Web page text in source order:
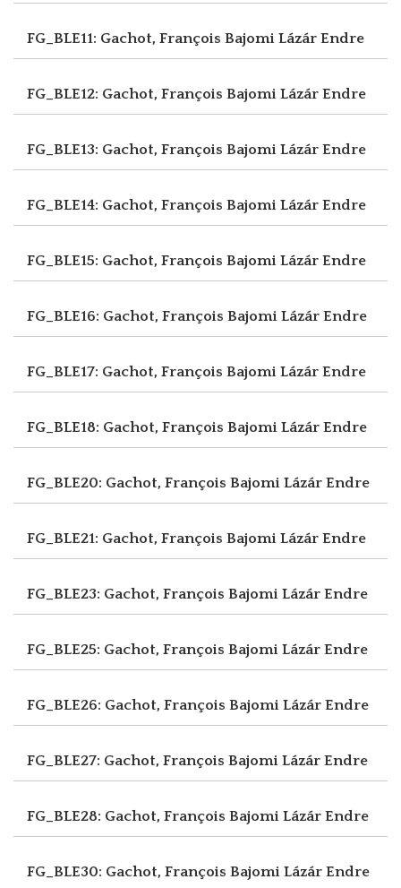
FG_BLE11: Gachot, François Bajomi Lázár Endre
FG_BLE12: Gachot, François Bajomi Lázár Endre
FG_BLE13: Gachot, François Bajomi Lázár Endre
FG_BLE14: Gachot, François Bajomi Lázár Endre
FG_BLE15: Gachot, François Bajomi Lázár Endre
FG_BLE16: Gachot, François Bajomi Lázár Endre
FG_BLE17: Gachot, François Bajomi Lázár Endre
FG_BLE18: Gachot, François Bajomi Lázár Endre
FG_BLE20: Gachot, François Bajomi Lázár Endre
FG_BLE21: Gachot, François Bajomi Lázár Endre
FG_BLE23: Gachot, François Bajomi Lázár Endre
FG_BLE25: Gachot, François Bajomi Lázár Endre
FG_BLE26: Gachot, François Bajomi Lázár Endre
FG_BLE27: Gachot, François Bajomi Lázár Endre
FG_BLE28: Gachot, François Bajomi Lázár Endre
FG_BLE30: Gachot, François Bajomi Lázár Endre